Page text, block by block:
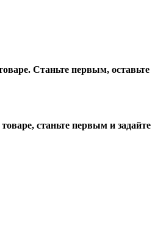
Станьте первым, оставьте
станьте первым и задайте